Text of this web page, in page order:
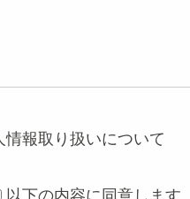
情報取り扱いについて